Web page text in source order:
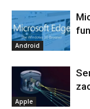
Android
Apple